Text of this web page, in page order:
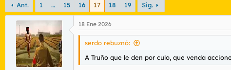
i
a
d
d
e
d
e
i
n
i
i
Ant. 1 … 15 16 17 18 19 Sig.
18 Ene 2026
serdo rebuznó:
A Truño que le den por culo, que venda